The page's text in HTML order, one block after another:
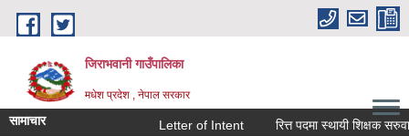
Skip to main content
जिराभवानी गाउँपालिका
मधेश प्रदेश , नेपाल सरकार
सामाचार Letter of Intent रित्त पदमा स्थायी शिक्षक